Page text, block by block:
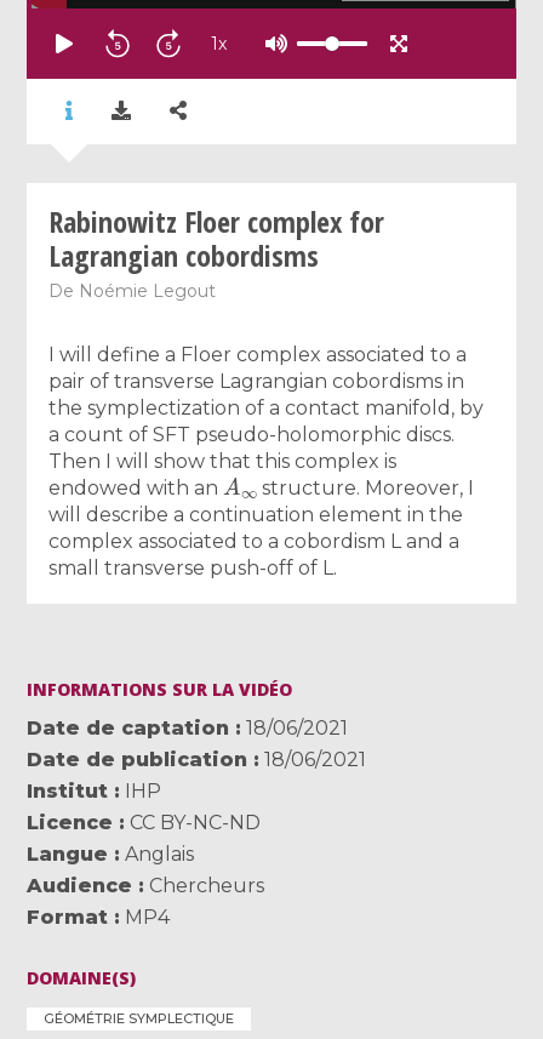
1x
Rabinowitz Floer complex for
Lagrangian cobordisms
De Noémie Legout
I will define a Floer complex associated to a
pair of transverse Lagrangian cobordisms in
the symplectization of a contact manifold, by
a count of SFT pseudo-holomorphic discs.
Then I will show that this complex is
endowed with an
A∞
structure. Moreover, I
will describe a continuation element in the
complex associated to a cobordism L and a
small transverse push-off of L.
INFORMATIONS SUR LA VIDÉO
Date de captation
18/06/2021
Date de publication
18/06/2021
Institut
IHP
Licence
CC BY-NC-ND
Langue
Anglais
Audience
Chercheurs
Format
MP4
DOMAINE(S)
GÉOMÉTRIE SYMPLECTIQUE